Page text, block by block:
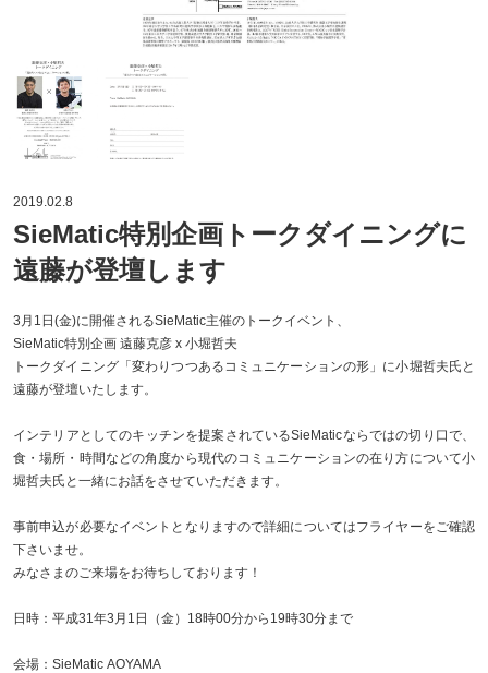
2019.02.8
SieMatic特別企画トークダイニングに
遠藤が登壇します
3月1日(金)に開催されるSieMatic主催のトークイベント、
SieMatic特別企画 遠藤克彦 x 小堀哲夫
トークダイニング「変わりつつあるコミュニケーションの形」に小堀哲夫氏と
遠藤が登壇いたします。
インテリアとしてのキッチンを提案されているSieMaticならではの切り口で、
食・場所・時間などの角度から現代のコミュニケーションの在り方について小
堀哲夫氏と一緒にお話をさせていただきます。
事前申込が必要なイベントとなりますので詳細についてはフライヤーをご確認
下さいませ。
みなさまのご来場をお待ちしております！
日時：平成31年3月1日（金）18時00分から19時30分まで
会場：SieMatic AOYAMA